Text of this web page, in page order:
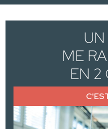
UN
ME
EN 2